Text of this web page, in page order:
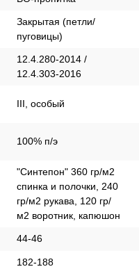
Закрытая (петли/
пуговицы)
12.4.280-2014 /
12.4.303-2016
III, особый
100% п/э
"Синтепон" 360 гр/м2
спинка и полочки, 240
гр/м2 рукава, 120 гр/
м2 воротник, капюшон
44-46
182-188